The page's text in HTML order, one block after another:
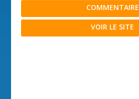
COMMENTAIRE
VOIR LE SITE